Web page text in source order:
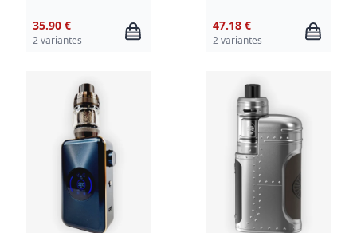
35.90 €
2 variantes
47.18 €
2 variantes